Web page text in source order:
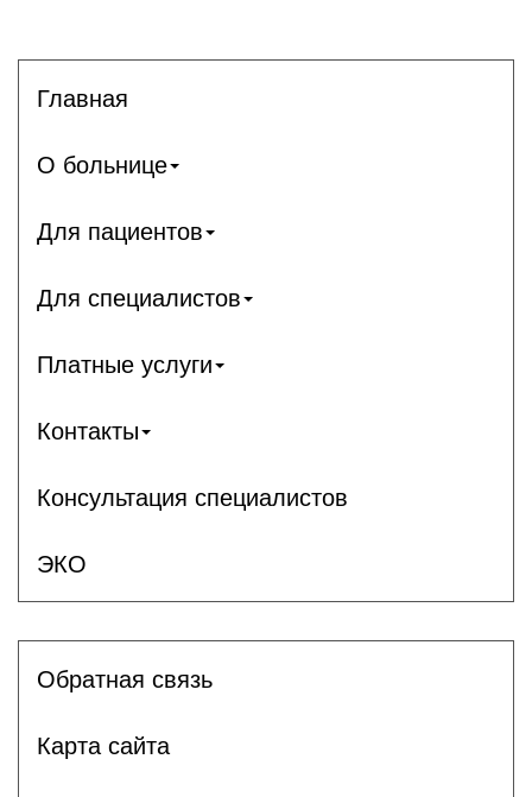
Главная
О больнице
Для пациентов
Для специалистов
Платные услуги
Контакты
Консультация специалистов
ЭКО
Обратная связь
Карта сайта